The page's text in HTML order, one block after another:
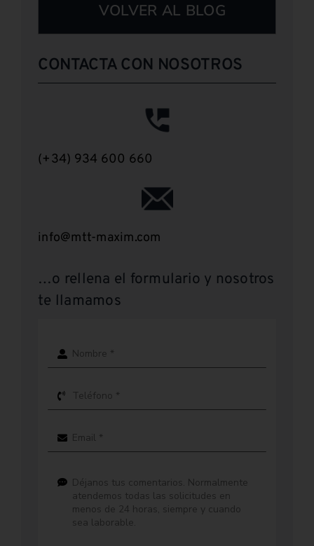
VOLVER AL BLOG
CONTACTA CON NOSOTROS
(+34) 934 600 660
info@mtt-maxim.com
…o rellena el formulario y nosotros
te llamamos